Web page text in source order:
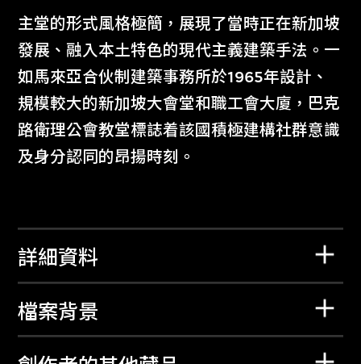
主堂的形式風格極簡，展現了當時正在新加坡
發展、融入本土特色的現代主義建築手法。一
如馬來亞合伙制建築事務所於1965年設計、
規模較大的新加坡大會堂和職工會大廈，巴克
路衛理公會教堂標誌着該國積極建構社群意識
及身分認同的昂揚時刻。
詳細資料
檔案背景